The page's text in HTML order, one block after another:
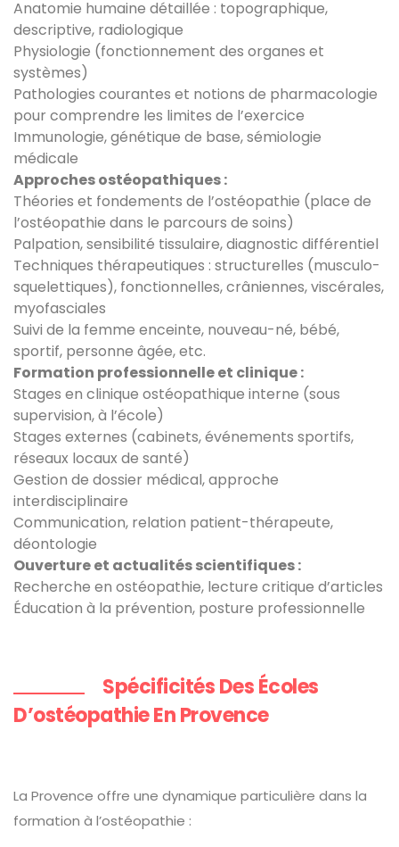
Anatomie humaine détaillée : topographique,
descriptive, radiologique
Physiologie (fonctionnement des organes et
systèmes)
Pathologies courantes et notions de pharmacologie
pour comprendre les limites de l’exercice
Immunologie, génétique de base, sémiologie
médicale
Approches ostéopathiques :
Théories et fondements de l’ostéopathie (place de
l’ostéopathie dans le parcours de soins)
Palpation, sensibilité tissulaire, diagnostic différentiel
Techniques thérapeutiques : structurelles (musculo-
squelettiques), fonctionnelles, crâniennes, viscérales,
myofasciales
Suivi de la femme enceinte, nouveau-né, bébé,
sportif, personne âgée, etc.
Formation professionnelle et clinique :
Stages en clinique ostéopathique interne (sous
supervision, à l’école)
Stages externes (cabinets, événements sportifs,
réseaux locaux de santé)
Gestion de dossier médical, approche
interdisciplinaire
Communication, relation patient-thérapeute,
déontologie
Ouverture et actualités scientifiques :
Recherche en ostéopathie, lecture critique d’articles
Éducation à la prévention, posture professionnelle
Spécificités Des Écoles
D’ostéopathie En Provence
La Provence offre une dynamique particulière dans la
formation à l’ostéopathie :